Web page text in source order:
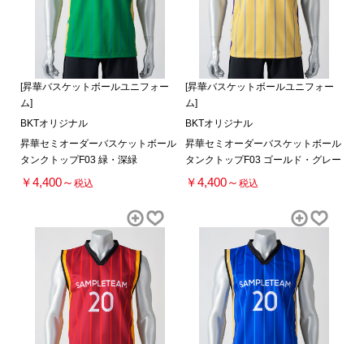
[昇華バスケットボールユニフォー
ム]
BKTオリジナル
昇華セミオーダーバスケットボール
タンクトップF03 緑・深緑
￥4,400～税込
[昇華バスケットボールユニフォー
ム]
BKTオリジナル
昇華セミオーダーバスケットボール
タンクトップF03 ゴールド・グレー
￥4,400～ 税込